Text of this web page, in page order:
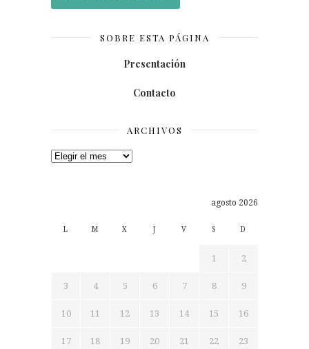
SOBRE ESTA PÁGINA
Presentación
Contacto
ARCHIVOS
Archivos
agosto 2026
L M X J V S D
1 2
3 4 5 6 7 8 9
10 11 12 13 14 15 16
17 18 19 20 21 22 23